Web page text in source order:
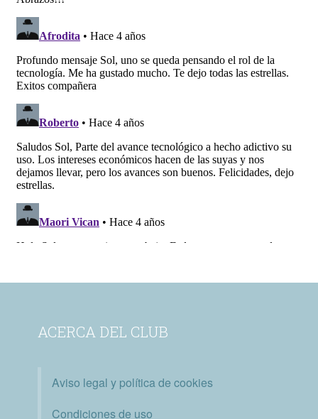
ACERCA DEL CLUB
Aviso legal y política de cookies
Condiciones de uso